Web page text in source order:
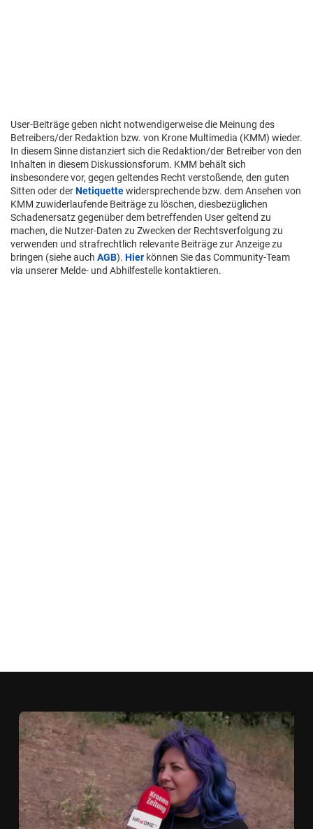
User-Beiträge geben nicht notwendigerweise die Meinung des
Betreibers/der Redaktion bzw. von Krone Multimedia (KMM) wieder.
In diesem Sinne distanziert sich die Redaktion/der Betreiber von den
Inhalten in diesem Diskussionsforum. KMM behält sich
insbesondere vor, gegen geltendes Recht verstoßende, den guten
Sitten oder derNetiquettewidersprechende bzw. dem Ansehen von
KMM zuwiderlaufende Beiträge zu löschen, diesbezüglichen
Schadenersatz gegenüber dem betreffenden User geltend zu
machen, die Nutzer-Daten zu Zwecken der Rechtsverfolgung zu
verwenden und strafrechtlich relevante Beiträge zur Anzeige zu
bringen (siehe auch AGB). Hier können Sie das Community-Team
via unserer Melde- und Abhilfestelle kontaktieren.